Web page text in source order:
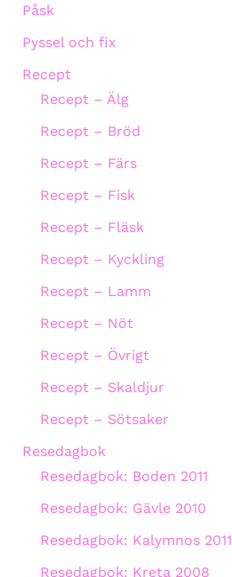
Påsk
Pyssel och fix
Recept
Recept – Älg
Recept – Bröd
Recept – Färs
Recept – Fisk
Recept – Fläsk
Recept – Kyckling
Recept – Lamm
Recept – Nöt
Recept – Övrigt
Recept – Skaldjur
Recept – Sötsaker
Resedagbok
Resedagbok: Boden 2011
Resedagbok: Gävle 2010
Resedagbok: Kalymnos 2011
Resedagbok: Kreta 2008